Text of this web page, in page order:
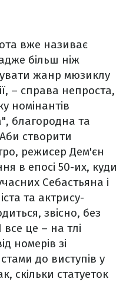
вже називає
більш ніж
жанр мюзиклу
– справа непроста,
номінантів
благородна та
створити
режисер Дем'єн
в епосі 50-их, куди
Себастьяна і
та актрису-
звісно, без
все це – на тлі
номерів зі
до виступів у
скільки статуеток